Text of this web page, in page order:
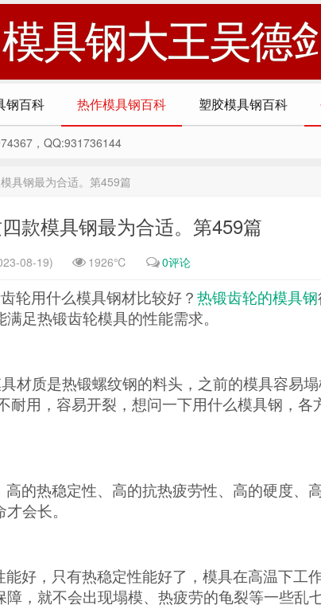
模具钢大王吴德
钢百科 热作模具钢百科 塑胶模具钢百科
，QQ:931736144
具钢最为合适。第459篇
款模具钢最为合适。第459篇
08-19) 1926℃ 0评论
轮用什么模具钢材比较好？ 热锻齿轮的模具钢
足热锻齿轮模具的性能需求。
材质是热锻螺纹钢的料头，之前的模具容易
耐用，容易开裂，想问一下用什么模具钢，各
的热稳定性、高的抗热疲劳性、高的硬度、
会长。
好，只有热稳定性能好了，模具在高温下工
障，就不会出现塌模、热疲劳的龟裂等一些乱